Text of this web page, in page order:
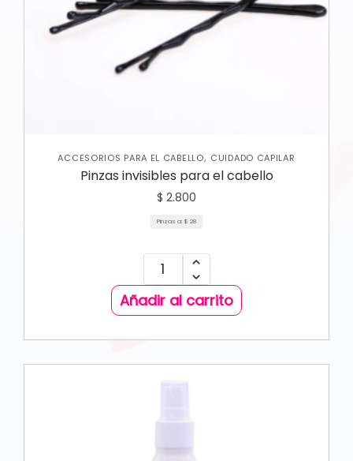
ACCESORIOS PARA EL CABELLO, CUIDADO CAPILAR
Pinzas invisibles para el cabello
$ 2.800
Pinzas a: $ 28
Añadir al carrito